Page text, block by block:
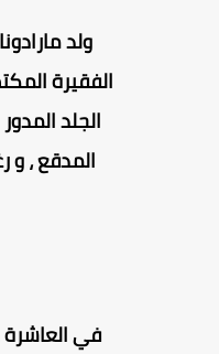
الفقيرة
الجلد
المدقع ،
في